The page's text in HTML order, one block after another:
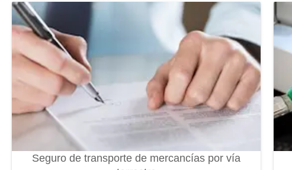
Seguro de transporte de mercancías por vía